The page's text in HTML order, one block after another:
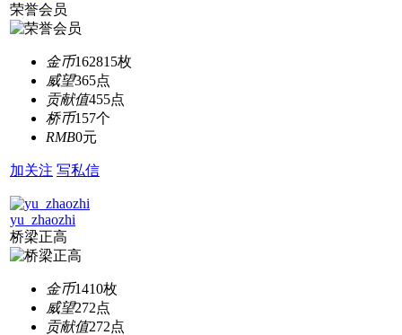
荣誉会员
金币162815枚
威望365点
贡献值455点
桥币157个
RMB0元
加关注 写私信
yu_zhaozhi
桥梁正高
金币1410枚
威望272点
贡献值272点